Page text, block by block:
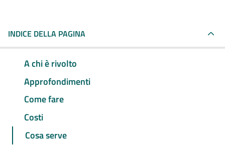
INDICE DELLA PAGINA
A chi è rivolto
Approfondimenti
Come fare
Costi
Cosa serve